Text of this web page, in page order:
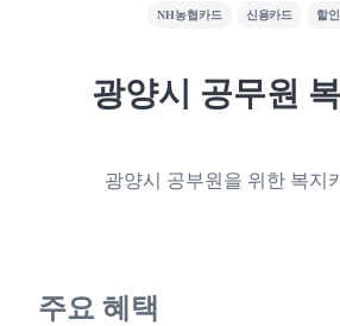
NH농협카드 신용카드 할
광양시 공무원
광양시 공부원을 위한 복지
주요 혜택